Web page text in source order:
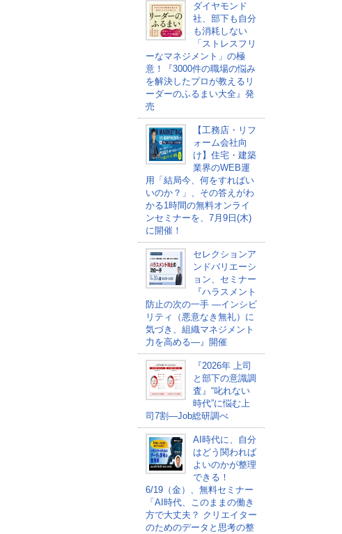
ダイヤモンド
社、部下も自分
も消耗しない
「ストレスフリ
ーなマネジメント」の極
意！『3000件の職場の悩み
を解決したプロが教えるリ
ーダーのふるまい大全』発
売
【工務店・リフ
ォーム会社向
け】住宅・建築
業界のWEB運
用「結局今、何をすればい
いのか？」、その答えがわ
かる1時間の無料オンライ
ンセミナーを、7月9日(木)
に開催！
セレクションア
ンドバリエーシ
ョン、セミナー
『ハラスメント
防止の次の一手 ―インシビ
リティ（悪意なき無礼）に
気づき、組織マネジメント
力を高める―』開催
『2026年 上司
と部下の意識調
査』“叱れない
時代”に悩む上
司7割―Job総研調べ
AI時代に、自分
はどう関われば
よいのかが整理
できる！
6/19（金）、無料セミナー
「AI時代、このままの働き
方で大丈夫？ クリエイター
のためのデータと思考の整